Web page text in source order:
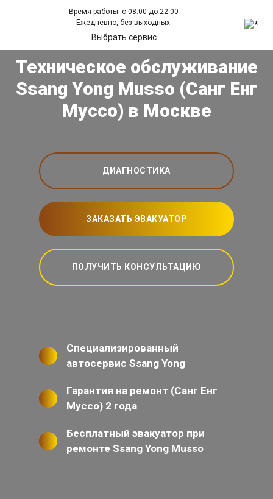
Время работы: с 08:00 до 22:00
Ежедневно, без выходных.
Выбрать сервис
Техническое обслуживание
Ssang Yong Musso (Санг Енг
Муссо) в Москве
ДИАГНОСТИКА
ЗАКАЗАТЬ ЭВАКУАТОР
ПОЛУЧИТЬ КОНСУЛЬТАЦИЮ
Специализированный
автосервис Ssang Yong
Гарантия на ремонт (Санг Енг
Муссо) 2 года
Бесплатный эвакуатор при
ремонте Ssang Yong Musso